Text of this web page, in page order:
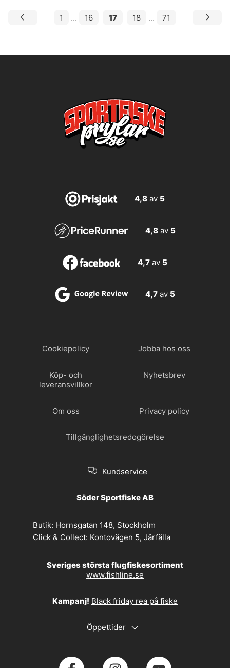
1 ... 16 17 18 ... 71
4,8av 5
4,8 av 5
4,7 av 5
4,7 av 5
Cookiepolicy Jobba hos oss
Köp- och
leveransvillkor
Nyhetsbrev
Om oss Privacy policy
Tillgänglighetsredogörelse
Kundservice
Söder Sportfiske AB
Butik: Hornsgatan 148, Stockholm
Click & Collect: Kontovägen 5, Järfälla
Sveriges största flugfiskesortiment
www.fishline.se
Kampanj! Black friday rea på fiske
Öppettider